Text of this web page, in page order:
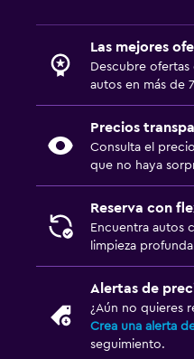
Las mejores
Descubre
autos en más de
Precios
Consulta el
que no haya
Reserva con
Encuentra autos
limpieza
Alertas de
¿Aún no quieres
Crea una alerta
seguimiento.